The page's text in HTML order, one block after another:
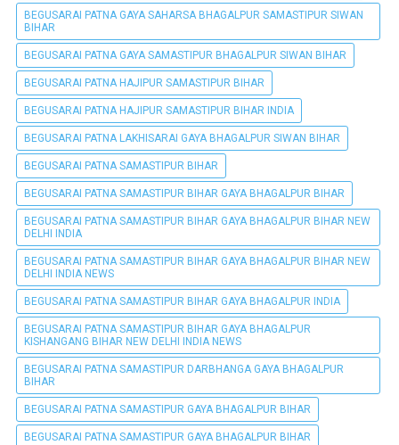
BEGUSARAI PATNA GAYA SAHARSA BHAGALPUR SAMASTIPUR SIWAN
BIHAR
BEGUSARAI PATNA GAYA SAMASTIPUR BHAGALPUR SIWAN BIHAR
BEGUSARAI PATNA HAJIPUR SAMASTIPUR BIHAR
BEGUSARAI PATNA HAJIPUR SAMASTIPUR BIHAR INDIA
BEGUSARAI PATNA LAKHISARAI GAYA BHAGALPUR SIWAN BIHAR
BEGUSARAI PATNA SAMASTIPUR BIHAR
BEGUSARAI PATNA SAMASTIPUR BIHAR GAYA BHAGALPUR BIHAR
BEGUSARAI PATNA SAMASTIPUR BIHAR GAYA BHAGALPUR BIHAR NEW
DELHI INDIA
BEGUSARAI PATNA SAMASTIPUR BIHAR GAYA BHAGALPUR BIHAR NEW
DELHI INDIA NEWS
BEGUSARAI PATNA SAMASTIPUR BIHAR GAYA BHAGALPUR INDIA
BEGUSARAI PATNA SAMASTIPUR BIHAR GAYA BHAGALPUR
KISHANGANG BIHAR NEW DELHI INDIA NEWS
BEGUSARAI PATNA SAMASTIPUR DARBHANGA GAYA BHAGALPUR
BIHAR
BEGUSARAI PATNA SAMASTIPUR GAYA BHAGALPUR BIHAR
BEGUSARAI PATNA SAMASTIPUR GAYA BHAGALPUR BIHAR